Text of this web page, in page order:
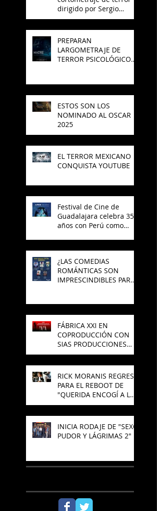
dirigido por Sergio
Arroyo, es seleccionado
Film Project México
PREPARAN
LARGOMETRAJE DE
TERROR PSICOLÓGICO
ESTOS SON LOS
NOMINADO AL OSCAR
2025
EL TERROR MEXICANO
CONQUISTA YOUTUBE
Festival de Cine de
Guadalajara celebra 35
años con Perú como
¿LAS COMEDIAS
ROMÁNTICAS SON
IMPRESCINDIBLES PARA
FÁBRICA XXI EN
COPRODUCCIÓN CON
SIAS PRODUCCIONES
PREPARAN NUEVA
RICK MORANIS REGRESA
PARA EL REBOOT DE
"QUERIDA ENCOGÍ A LOS
NIÑOS"
INICIA RODAJE DE "SEXO,
PUDOR Y LÁGRIMAS 2"